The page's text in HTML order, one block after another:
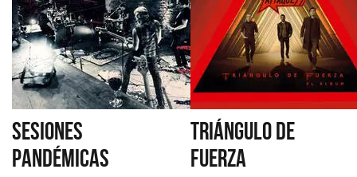
SESIONES
PANDÉMICAS
TRIÁNGULO DE
FUERZA